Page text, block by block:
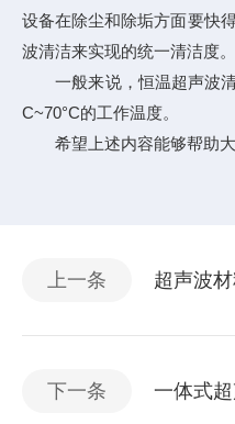
设备在除尘和除垢方面要快
波清洁来实现的统一清洁度。
一般来说，恒温超声波清
C~70°C的工作温度。
希望上述内容能够帮助大
上一条 超声波
下一条 一体式